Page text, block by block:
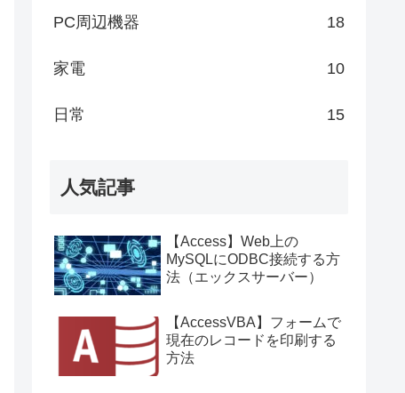
PC周辺機器 18
家電 10
日常 15
人気記事
【Access】Web上の
MySQLにODBC接続する方
法（エックスサーバー）
【AccessVBA】フォームで
現在のレコードを印刷する
方法